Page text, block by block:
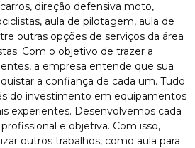
direção defensiva moto,
aula de pilotagem, aula de
outras opções de serviços da área
Com o objetivo de trazer a
a empresa entende que sua
a confiança de cada um. Tudo
do investimento em equipamentos
experientes. Desenvolvemos cada
e objetiva. Com isso,
outros trabalhos, como aula para